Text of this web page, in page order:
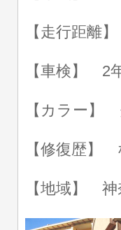
【走行距離
【車検】 2
【カラー】
【修復歴】
【地域】 神